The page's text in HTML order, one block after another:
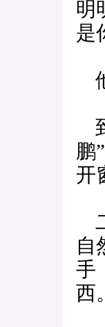
明
是
鹏
开
自
手
西。